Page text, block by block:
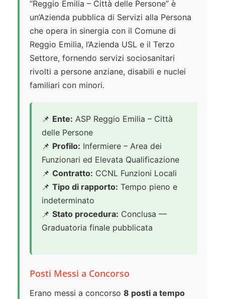
“Reggio Emilia – Città delle Persone” è
un’Azienda pubblica di Servizi alla Persona
che opera in sinergia con il Comune di
Reggio Emilia, l’Azienda USL e il Terzo
Settore, fornendo servizi sociosanitari
rivolti a persone anziane, disabili e nuclei
familiari con minori.
📌 Ente: ASP Reggio Emilia – Città
delle Persone
📌 Profilo: Infermiere – Area dei
Funzionari ed Elevata Qualificazione
📌 Contratto: CCNL Funzioni Locali
📌 Tipo di rapporto: Tempo pieno e
indeterminato
📌 Stato procedura: Conclusa —
Graduatoria finale pubblicata
Posti Messi a Concorso
Erano messi a concorso 8 posti a tempo